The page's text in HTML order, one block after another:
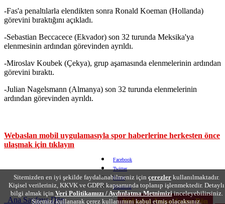
-Fas'a penaltılarla elendikten sonra Ronald Koeman (Hollanda)
görevini bıraktığını açıkladı.
-Sebastian Beccacece (Ekvador) son 32 turunda Meksika'ya
elenmesinin ardından görevinden ayrıldı.
-Miroslav Koubek (Çekya), grup aşamasında elenmelerinin ardından
görevini bıraktı.
-Julian Nagelsmann (Almanya) son 32 turunda elenmelerinin
ardından görevinden ayrıldı.
Webaslan mobil uygulamasıyla spor haberlerine herkesten önce
ulaşmak için tıklayın
Facebook
Twitter
Email
Yorumlar
Ana Sayfaya Dön Webaslan Anasayfasına Dön
Sitemizden en iyi şekilde faydalanabilmeniz için çerezler kullanılmaktadır.
Kişisel verileriniz, KKVK ve GDPR kapsamında toplanıp işlenmektedir. Detaylı
bilgi almak için Veri Politikamızı / Aydınlatma Metnimiziinceleyebilirsiniz.
Sitemizi kullanarak çerez kullanımını kabul etmiş olacaksınız.